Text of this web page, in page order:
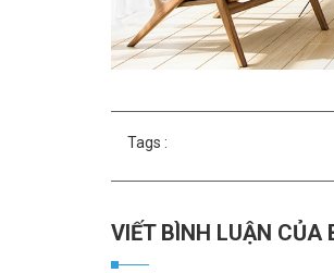
Tags :
VIẾT BÌNH LUẬN CỦA